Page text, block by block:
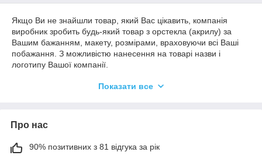
Якщо Ви не знайшли товар, який Вас цікавить, компанія
виробник зробить будь-який товар з орстекла (акрилу) за
Вашим бажанням, макету, розмірами, враховуючи всі Ваші
побажання. З можливістю нанесення на товарі назви і
логотипу Вашої компанії.
підібрати товар. для зв'язку Ви можете побачити в
Показати все
Про нас
90% позитивних з 81 відгука за рік